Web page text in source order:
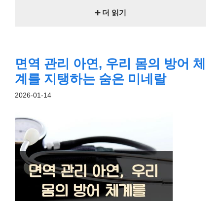
➕ 더 읽기
면역 관리 아연, 우리 몸의 방어 체
계를 지탱하는 숨은 미네랄
2026-01-14